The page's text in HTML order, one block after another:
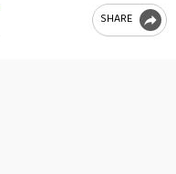
SHARE